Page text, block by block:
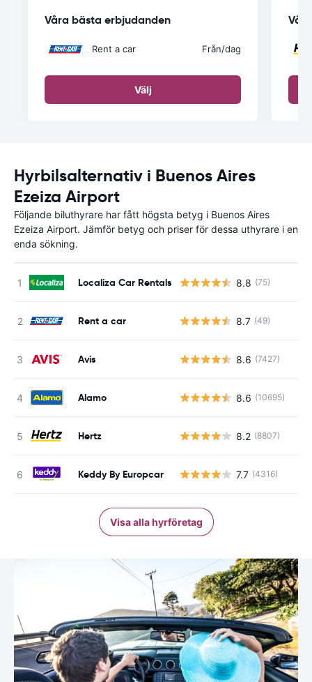
Våra bästa erbjudanden
Rent a car Från/dag
Välj
Hyrbilsalternativ i Buenos Aires
Ezeiza Airport
Följande biluthyrare har fått högsta betyg i Buenos Aires
Ezeiza Airport. Jämför betyg och priser för dessa uthyrare i en
enda sökning.
Localiza Car Rentals 8.8 (75)
Rent a car 8.7 (49)
Avis 8.6 (7427)
Alamo 8.6 (10695)
Hertz 8.2 (8807)
Keddy By Europcar 7.7 (4316)
Visa alla hyrföretag